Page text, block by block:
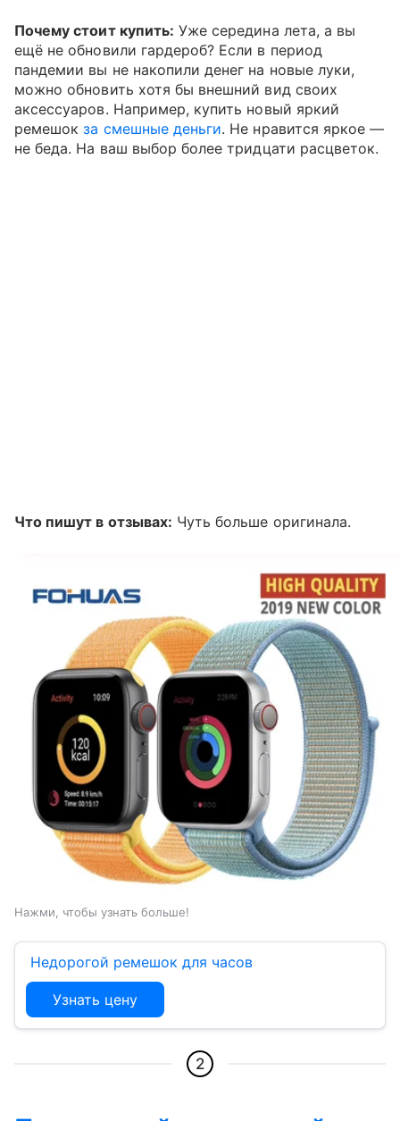
Почему стоит купить: Уже середина лета, а вы
ещё не обновили гардероб? Если в период
пандемии вы не накопили денег на новые луки,
можно обновить хотя бы внешний вид своих
аксессуаров. Например, купить новый яркий
ремешокза смешные деньги. Не нравится яркое —
не беда. На ваш выбор более тридцати расцветок.
Что пишут в отзывах: Чуть больше оригинала.
Нажми, чтобы узнать больше!
Недорогой ремешок для часов
Узнать цену
2